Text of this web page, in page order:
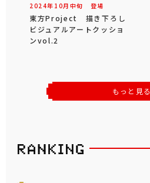
2024年 10月 中旬 登場
東方Project 描き下ろし
ビジュアルアートクッショ
ンvol.2
もっと見る